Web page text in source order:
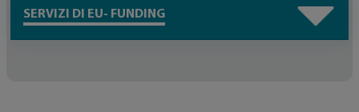
SERVIZI DI EU- FUNDING